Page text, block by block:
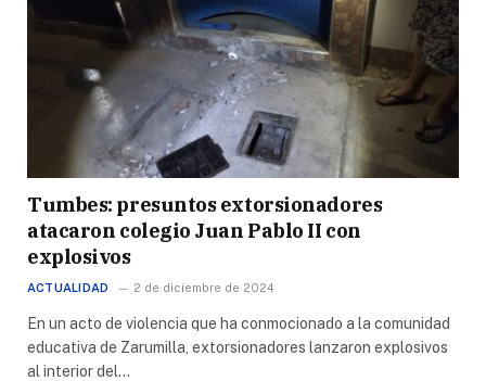
Tumbes: presuntos extorsionadores
atacaron colegio Juan Pablo II con
explosivos
ACTUALIDAD 2 de diciembre de 2024
En un acto de violencia que ha conmocionado a la comunidad
educativa de Zarumilla, extorsionadores lanzaron explosivos
al interior del…